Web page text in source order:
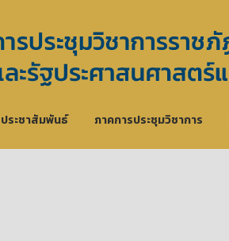
ประชาสัมพันธ์ ภาคการประชุมวิชาการ